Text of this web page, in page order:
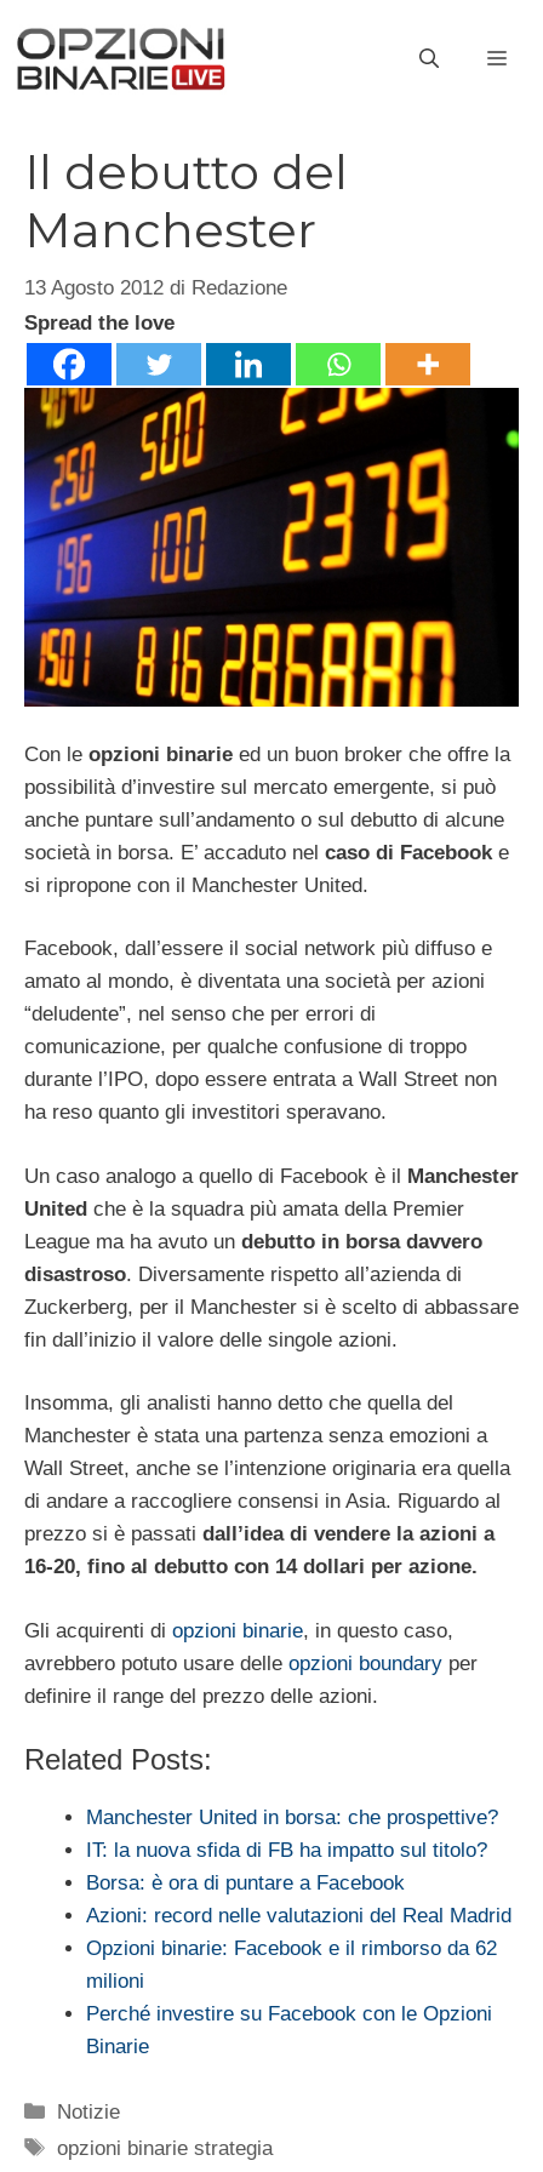
contenuto
Il debutto del
Manchester
13 Agosto 2012 di Redazione
Spread the love
Con le opzioni binarie ed un buon broker che offre la
possibilità d’investire sul mercato emergente, si può
anche puntare sull’andamento o sul debutto di alcune
società in borsa. E’ accaduto nel caso di Facebooke
si ripropone con il Manchester United.
Facebook, dall’essere il social network più diffuso e
amato al mondo, è diventata una società per azioni
“deludente”, nel senso che per errori di
comunicazione, per qualche confusione di troppo
durante l’IPO, dopo essere entrata a Wall Street non
ha reso quanto gli investitori speravano.
Un caso analogo a quello di Facebook è il Manchester
United che è la squadra più amata della Premier
League ma ha avuto un debutto in borsa davvero
disastroso. Diversamente rispetto all’azienda di
Zuckerberg, per il Manchester si è scelto di abbassare
fin dall’inizio il valore delle singole azioni.
Insomma, gli analisti hanno detto che quella del
Manchester è stata una partenza senza emozioni a
Wall Street, anche se l’intenzione originaria era quella
di andare a raccogliere consensi in Asia. Riguardo al
prezzo si è passati dall’idea di vendere la azioni a
16-20, fino al debutto con 14 dollari per azione.
Gli acquirenti di opzioni binarie, in questo caso,
avrebbero potuto usare delle opzioni boundary per
definire il range del prezzo delle azioni.
Related Posts:
Manchester United in borsa: che prospettive?
IT: la nuova sfida di FB ha impatto sul titolo?
Borsa: è ora di puntare a Facebook
Azioni: record nelle valutazioni del Real Madrid
Opzioni binarie: Facebook e il rimborso da 62
milioni
Perché investire su Facebook con le Opzioni
Binarie
Categorie
Notizie
Tag
opzioni binarie strategia